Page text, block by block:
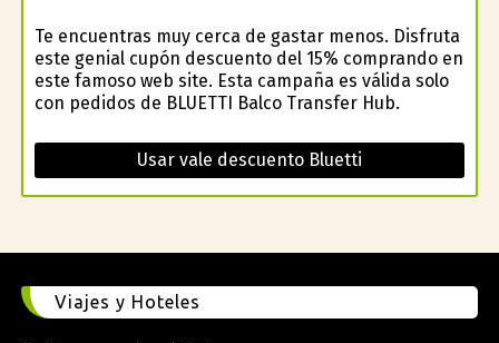
Te encuentras muy cerca de gastar menos. Disfruta
este genial cupón descuento del 15% comprando en
este famoso web site. Esta campaña es válida solo
con pedidos de BLUETTI Balco Transfer Hub.
Usar vale descuento Bluetti
Viajes y Hoteles